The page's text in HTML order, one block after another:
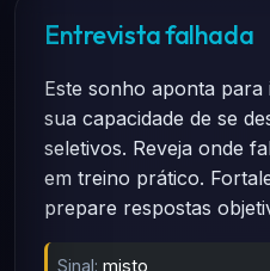
Entrevista falhada
Este sonho aponta
sua capacidade de se
seletivos. Reveja onde
em treino prático.
prepare respostas
Sinal: misto